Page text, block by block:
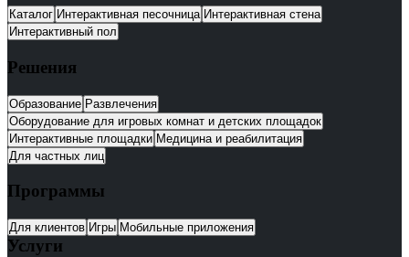
Каталог Интерактивная песочница Интерактивная стена
Интерактивный пол
Решения
Образование Развлечения
Оборудование для игровых комнат и детских площадок
Интерактивные площадки Медицина и реабилитация
Для частных лиц
Программы
Для клиентов Игры Мобильные приложения
Услуги